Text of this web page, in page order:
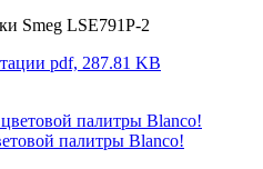
Smeg LSE791P-2
pdf, 287.81 KB
палитры Blanco!